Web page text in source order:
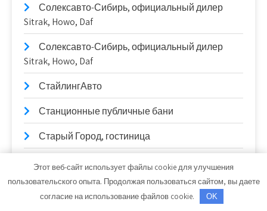
Солексавто-Сибирь, официальный дилер
Sitrak, Howo, Daf
Солексавто-Сибирь, официальный дилер
Sitrak, Howo, Daf
СтайлингАвто
Станционные публичные бани
Старый Город, гостиница
СТО
Этот веб-сайт использует файлы cookie для улучшения
пользовательского опыта. Продолжая пользоваться сайтом, вы даете
согласие на использование файлов cookie.
OK